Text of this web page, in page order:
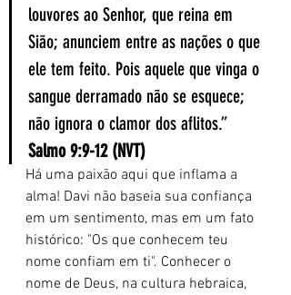
louvores ao Senhor, que reina em
Sião; anunciem entre as nações o que
ele tem feito. Pois aquele que vinga o
sangue derramado não se esquece;
não ignora o clamor dos aflitos.”
Salmo 9:9-12 (NVT)
Há uma paixão aqui que inflama a
alma! Davi não baseia sua confiança
em um sentimento, mas em um fato
histórico: "Os que conhecem teu
nome confiam em ti". Conhecer o
nome de Deus, na cultura hebraica,